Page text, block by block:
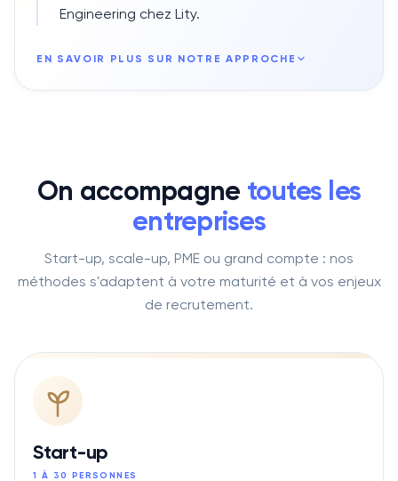
Engineering chez Lity.
EN SAVOIR PLUS SUR NOTRE APPROCHE
On accompagne toutes les
entreprises
Start-up, scale-up, PME ou grand compte : nos
méthodes s'adaptent à votre maturité et à vos enjeux
de recrutement.
Start-up
1 À 30 PERSONNES